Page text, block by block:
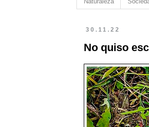
30.11.22
No quiso